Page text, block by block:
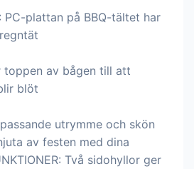
PC-plattan på BBQ-tältet har
toppen av bågen till att
blöt
utrymme och skön
av festen med dina
Två sidohyllor ger